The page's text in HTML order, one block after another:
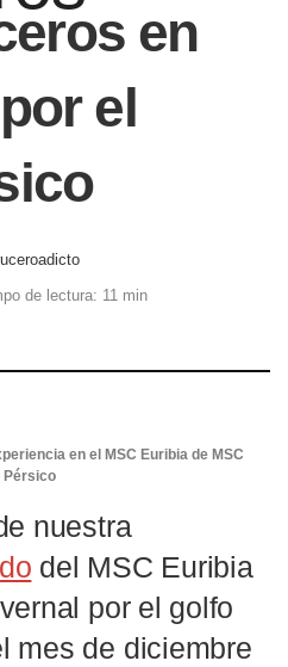
en
el
de lectura: 11 min
en el MSC Euribia de MSC
Pérsico
nuestra
del MSC Euribia
por el golfo
mes de diciembre